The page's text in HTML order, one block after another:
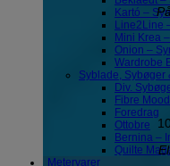
Kartó –
Line2Line
Mini Krea
Onion –
Wardrobe
Syblade, Sybøger
Div.
Fibre Mood
Foredrag
Ottobre
Bernina –
Quilte
Metervarer